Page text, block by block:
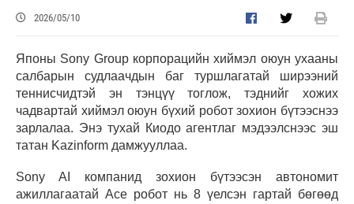
2026/05/10
Японы Sony Group корпорацийн хиймэл оюун ухааны
салбарын судлаачдын баг туршлагатай ширээний
теннисчидтэй эн тэнцүү тоглож, тэднийг хожих
чадвартай хиймэл оюун бүхий робот зохион бүтээснээ
зарлалаа. Энэ тухай Киодо агентлаг мэдээлснээс эш
татан Kazinform дамжууллаа.
Sony AI компанид зохион бүтээсэн автономит
ажиллагаатай Ace робот нь 8 үелсэн гартай бөгөөд